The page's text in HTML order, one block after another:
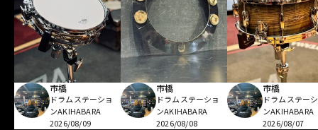
市橋
ドラムステーショ
ンAKIHABARA
2026/08/09
市橋
ドラムステーショ
ンAKIHABARA
2026/08/08
市橋
ドラムステー
ンAKIHABARA
2026/08/07